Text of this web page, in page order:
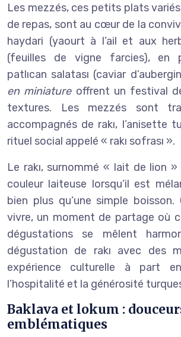
Les mezzés, ces petits plats
de repas, sont au cœur de la
haydari (yaourt à l’ail et aux
(feuilles de vigne farcies), en
patlıcan salatası (caviar
en miniatureoffrent un festival
textures. Les mezzés sont
accompagnés de rakı, l’anisette
rituel social appelé « rakı sofrası ».
Le rakı, surnommé « lait de lion
couleur laiteuse lorsqu’il est
bien plus qu’une simple boisson.
vivre, un moment de partage où
dégustations se mêlent
dégustation de rakı avec des
expérience culturelle à part
l’hospitalité et la générosité
Baklava et lokum :
emblématiques